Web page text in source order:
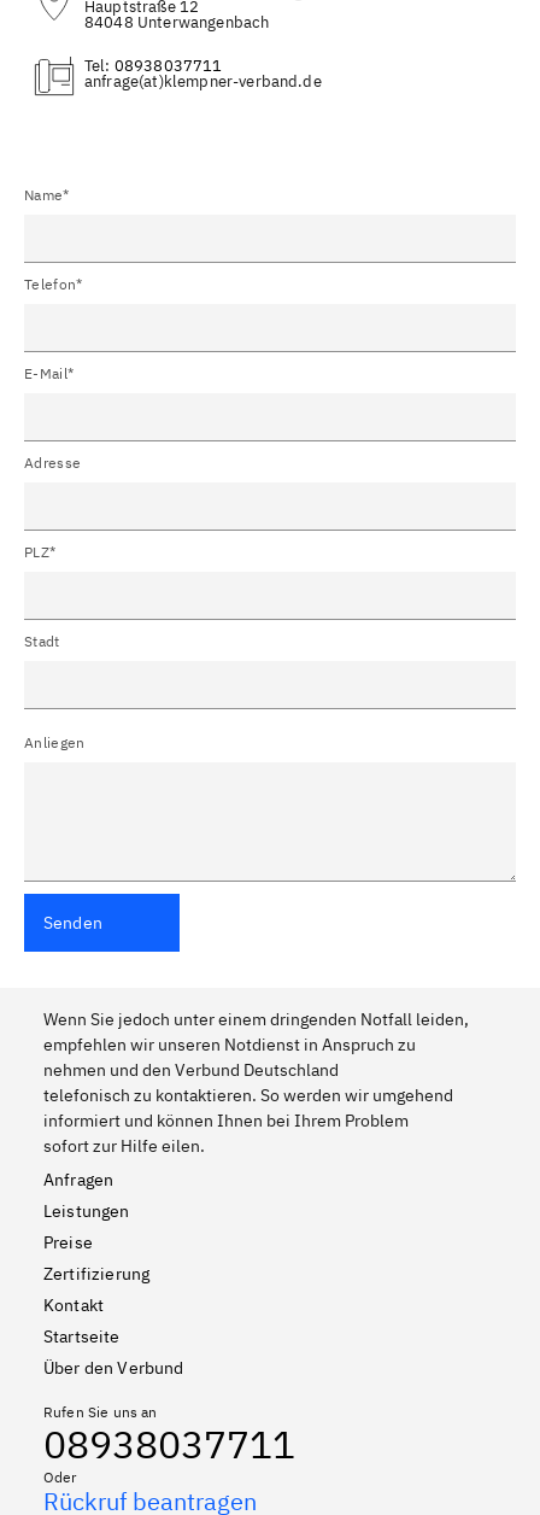
Hauptstraße 12
84048 Unterwangenbach
Tel: 08938037711
(at)
Name*
Telefon*
E-Mail*
Adresse
PLZ*
Stadt
Anliegen
Senden
Wenn Sie jedoch unter einem dringenden Notfall leiden,
empfehlen wir unseren Notdienst in Anspruch zu
nehmen und den Verbund Deutschland
telefonisch zu kontaktieren. So werden wir umgehend
informiert und können Ihnen bei Ihrem Problem
sofort zur Hilfe eilen.
Anfragen
Leistungen
Preise
Zertifizierung
Kontakt
Startseite
Über den Verbund
Rufen Sie uns an
08938037711
Oder
Rückruf beantragen